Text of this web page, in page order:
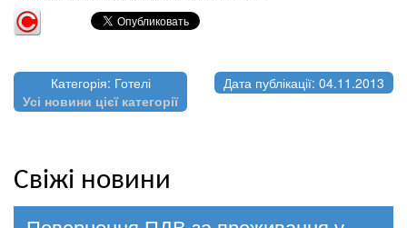
Категорія: Готелі
Усі новини цієї категорії
Дата публікації: 04.11.2013
Свіжі новини